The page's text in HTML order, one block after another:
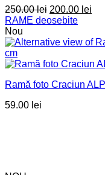
250.00lei Prețul
inițial
fost:
200.00 lei
RAME deosebite
Nou
Ramă foto Craciun
59.00 lei